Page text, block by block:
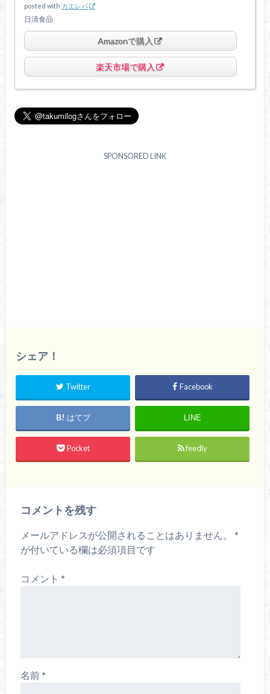
posted with カエレバ
日清食品
Amazonで購入
楽天市場で購入
SPONSORED LINK
シェア！
Twitter Facebook
はてブ LINE
Pocket feedly
コメントを残す
メールアドレスが公開されることはありません。
*
が付いている欄は必須項目です
コメント *
名前*